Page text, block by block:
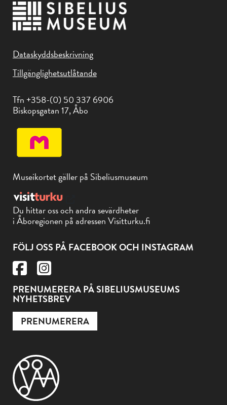
Dataskyddsbeskrivning
Tillgänglighetsutlåtande
Tfn +358-(0) 50 337 6906
Biskopsgatan 17, Åbo
Museikortet gäller på Sibeliusmuseum
Du hittar oss och andra sevärdheter
i Åboregionen på adressen Visitturku.fi
FÖLJ OSS PÅ FACEBOOK OCH INSTAGRAM
PRENUMERERA PÅ SIBELIUSMUSEUMS
NYHETSBREV
PRENUMERERA